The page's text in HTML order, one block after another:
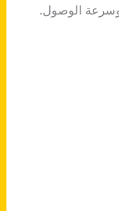
وسرعة الوصول.